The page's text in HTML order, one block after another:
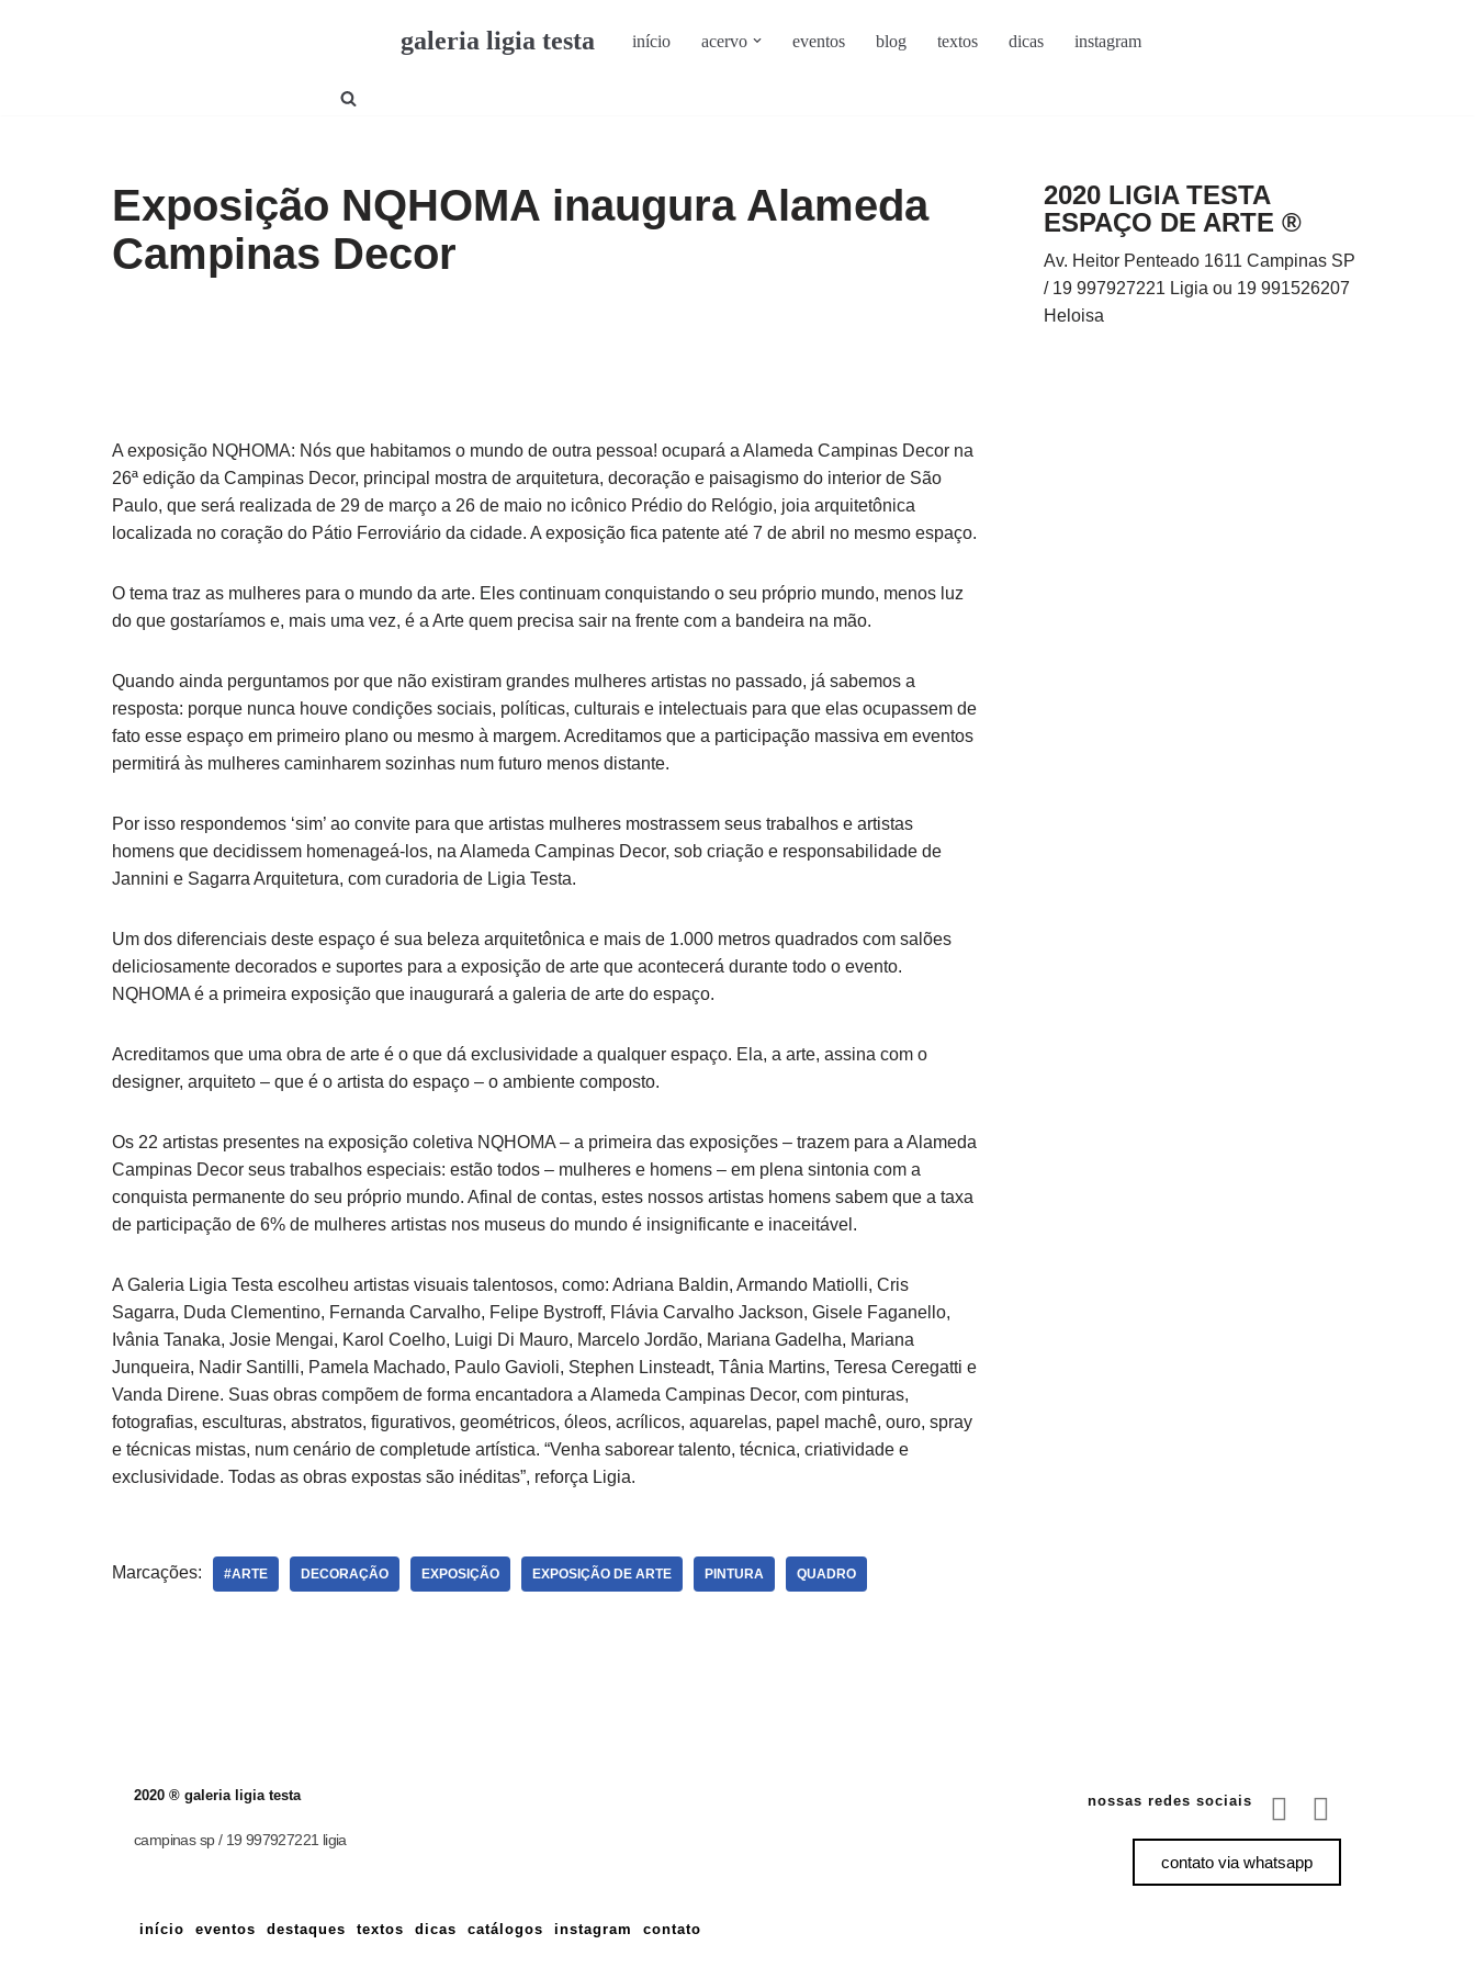
galeria ligia testa início acervo eventos blog textos dicas instagram
Exposição NQHOMA inaugura Alameda
Campinas Decor
A exposição NQHOMA: Nós que habitamos o mundo de outra pessoa! ocupará a Alameda Campinas Decor na
26ª edição da Campinas Decor, principal mostra de arquitetura, decoração e paisagismo do interior de São
Paulo, que será realizada de 29 de março a 26 de maio no icônico Prédio do Relógio, joia arquitetônica
localizada no coração do Pátio Ferroviário da cidade. A exposição fica patente até 7 de abril no mesmo espaço.
O tema traz as mulheres para o mundo da arte. Eles continuam conquistando o seu próprio mundo, menos luz
do que gostaríamos e, mais uma vez, é a Arte quem precisa sair na frente com a bandeira na mão.
Quando ainda perguntamos por que não existiram grandes mulheres artistas no passado, já sabemos a
resposta: porque nunca houve condições sociais, políticas, culturais e intelectuais para que elas ocupassem de
fato esse espaço em primeiro plano ou mesmo à margem. Acreditamos que a participação massiva em eventos
permitirá às mulheres caminharem sozinhas num futuro menos distante.
Por isso respondemos ‘sim’ ao convite para que artistas mulheres mostrassem seus trabalhos e artistas
homens que decidissem homenageá-los, na Alameda Campinas Decor, sob criação e responsabilidade de
Jannini e Sagarra Arquitetura, com curadoria de Ligia Testa.
Um dos diferenciais deste espaço é sua beleza arquitetônica e mais de 1.000 metros quadrados com salões
deliciosamente decorados e suportes para a exposição de arte que acontecerá durante todo o evento.
NQHOMA é a primeira exposição que inaugurará a galeria de arte do espaço.
Acreditamos que uma obra de arte é o que dá exclusividade a qualquer espaço. Ela, a arte, assina com o
designer, arquiteto – que é o artista do espaço – o ambiente composto.
Os 22 artistas presentes na exposição coletiva NQHOMA – a primeira das exposições – trazem para a Alameda
Campinas Decor seus trabalhos especiais: estão todos – mulheres e homens – em plena sintonia com a
conquista permanente do seu próprio mundo. Afinal de contas, estes nossos artistas homens sabem que a taxa
de participação de 6% de mulheres artistas nos museus do mundo é insignificante e inaceitável.
A Galeria Ligia Testa escolheu artistas visuais talentosos, como: Adriana Baldin, Armando Matiolli, Cris
Sagarra, Duda Clementino, Fernanda Carvalho, Felipe Bystroff, Flávia Carvalho Jackson, Gisele Faganello,
Ivânia Tanaka, Josie Mengai, Karol Coelho, Luigi Di Mauro, Marcelo Jordão, Mariana Gadelha, Mariana
Junqueira, Nadir Santilli, Pamela Machado, Paulo Gavioli, Stephen Linsteadt, Tânia Martins, Teresa Ceregatti e
Vanda Direne. Suas obras compõem de forma encantadora a Alameda Campinas Decor, com pinturas,
fotografias, esculturas, abstratos, figurativos, geométricos, óleos, acrílicos, aquarelas, papel machê, ouro, spray
e técnicas mistas, num cenário de completude artística. “Venha saborear talento, técnica, criatividade e
exclusividade. Todas as obras expostas são inéditas”, reforça Ligia.
Marcações: #ARTE DECORAÇÃO EXPOSIÇÃO EXPOSIÇÃO DE ARTE PINTURA QUADRO
2020 LIGIA TESTA
ESPAÇO DE ARTE ®
Av. Heitor Penteado 1611 Campinas SP
/ 19 997927221 Ligia ou 19 991526207
Heloisa
2020 ® galeria ligia testa
campinas sp / 19 997927221 ligia
início eventos destaques textos dicas catálogos instagram contato
nossas redes sociais
contato via whatsapp